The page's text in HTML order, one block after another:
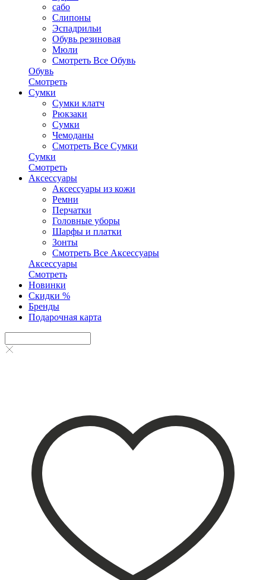
сабо
Слипоны
Эспадрильи
Обувь резиновая
Мюли
Смотреть Все Обувь
Обувь
Смотреть
Сумки
Сумки клатч
Рюкзаки
Сумки
Чемоданы
Смотреть Все Сумки
Сумки
Смотреть
Аксессуары
Аксессуары из кожи
Ремни
Перчатки
Головные уборы
Шарфы и платки
Зонты
Смотреть Все Аксессуары
Аксессуары
Смотреть
Новинки
Скидки %
Бренды
Подарочная карта